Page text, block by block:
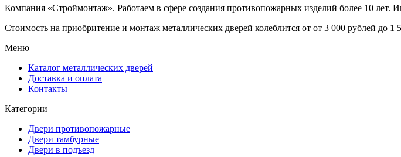
Компания «Строймонтаж». Работаем в сфере создания противопожарных изделий более 10
Стоимость на приобритение и монтаж металлических дверей колеблится от от 3 000 рублей до 1
Меню
Каталог металлических дверей
Доставка и оплата
Контакты
Категории
Двери противопожарные
Двери тамбурные
Двери в подъезд